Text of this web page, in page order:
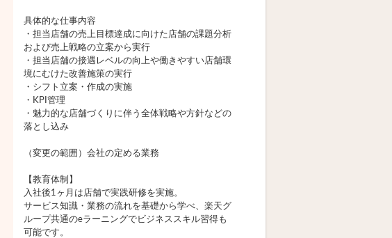
具体的な仕事内容
・担当店舗の売上目標達成に向けた店舗の課題分析
および売上戦略の立案から実行
・担当店舗の接遇レベルの向上や働きやすい店舗環
境にむけた改善施策の実行
・シフト立案・作成の実施
・KPI管理
・魅力的な店舗づくりに伴う全体戦略や方針などの
落とし込み
（変更の範囲）会社の定める業務
【教育体制】
入社後1ヶ月は店舗で実践研修を実施。
サービス知識・業務の流れを基礎から学べ、楽天グ
ループ共通のeラーニングでビジネススキル習得も
可能です。